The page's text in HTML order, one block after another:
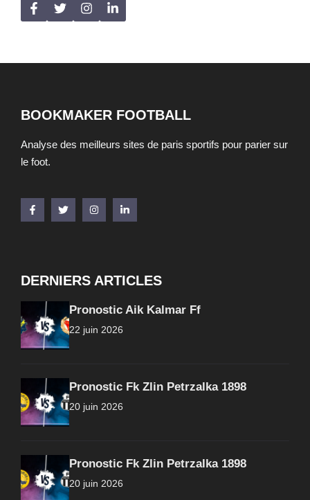
BOOKMAKER FOOTBALL
Analyse des meilleurs sites de paris sportifs pour parier sur
le foot.
DERNIERS ARTICLES
Pronostic Aik Kalmar Ff
22 juin 2026
Pronostic Fk Zlin Petrzalka 1898
20 juin 2026
Pronostic Fk Zlin Petrzalka 1898
20 juin 2026